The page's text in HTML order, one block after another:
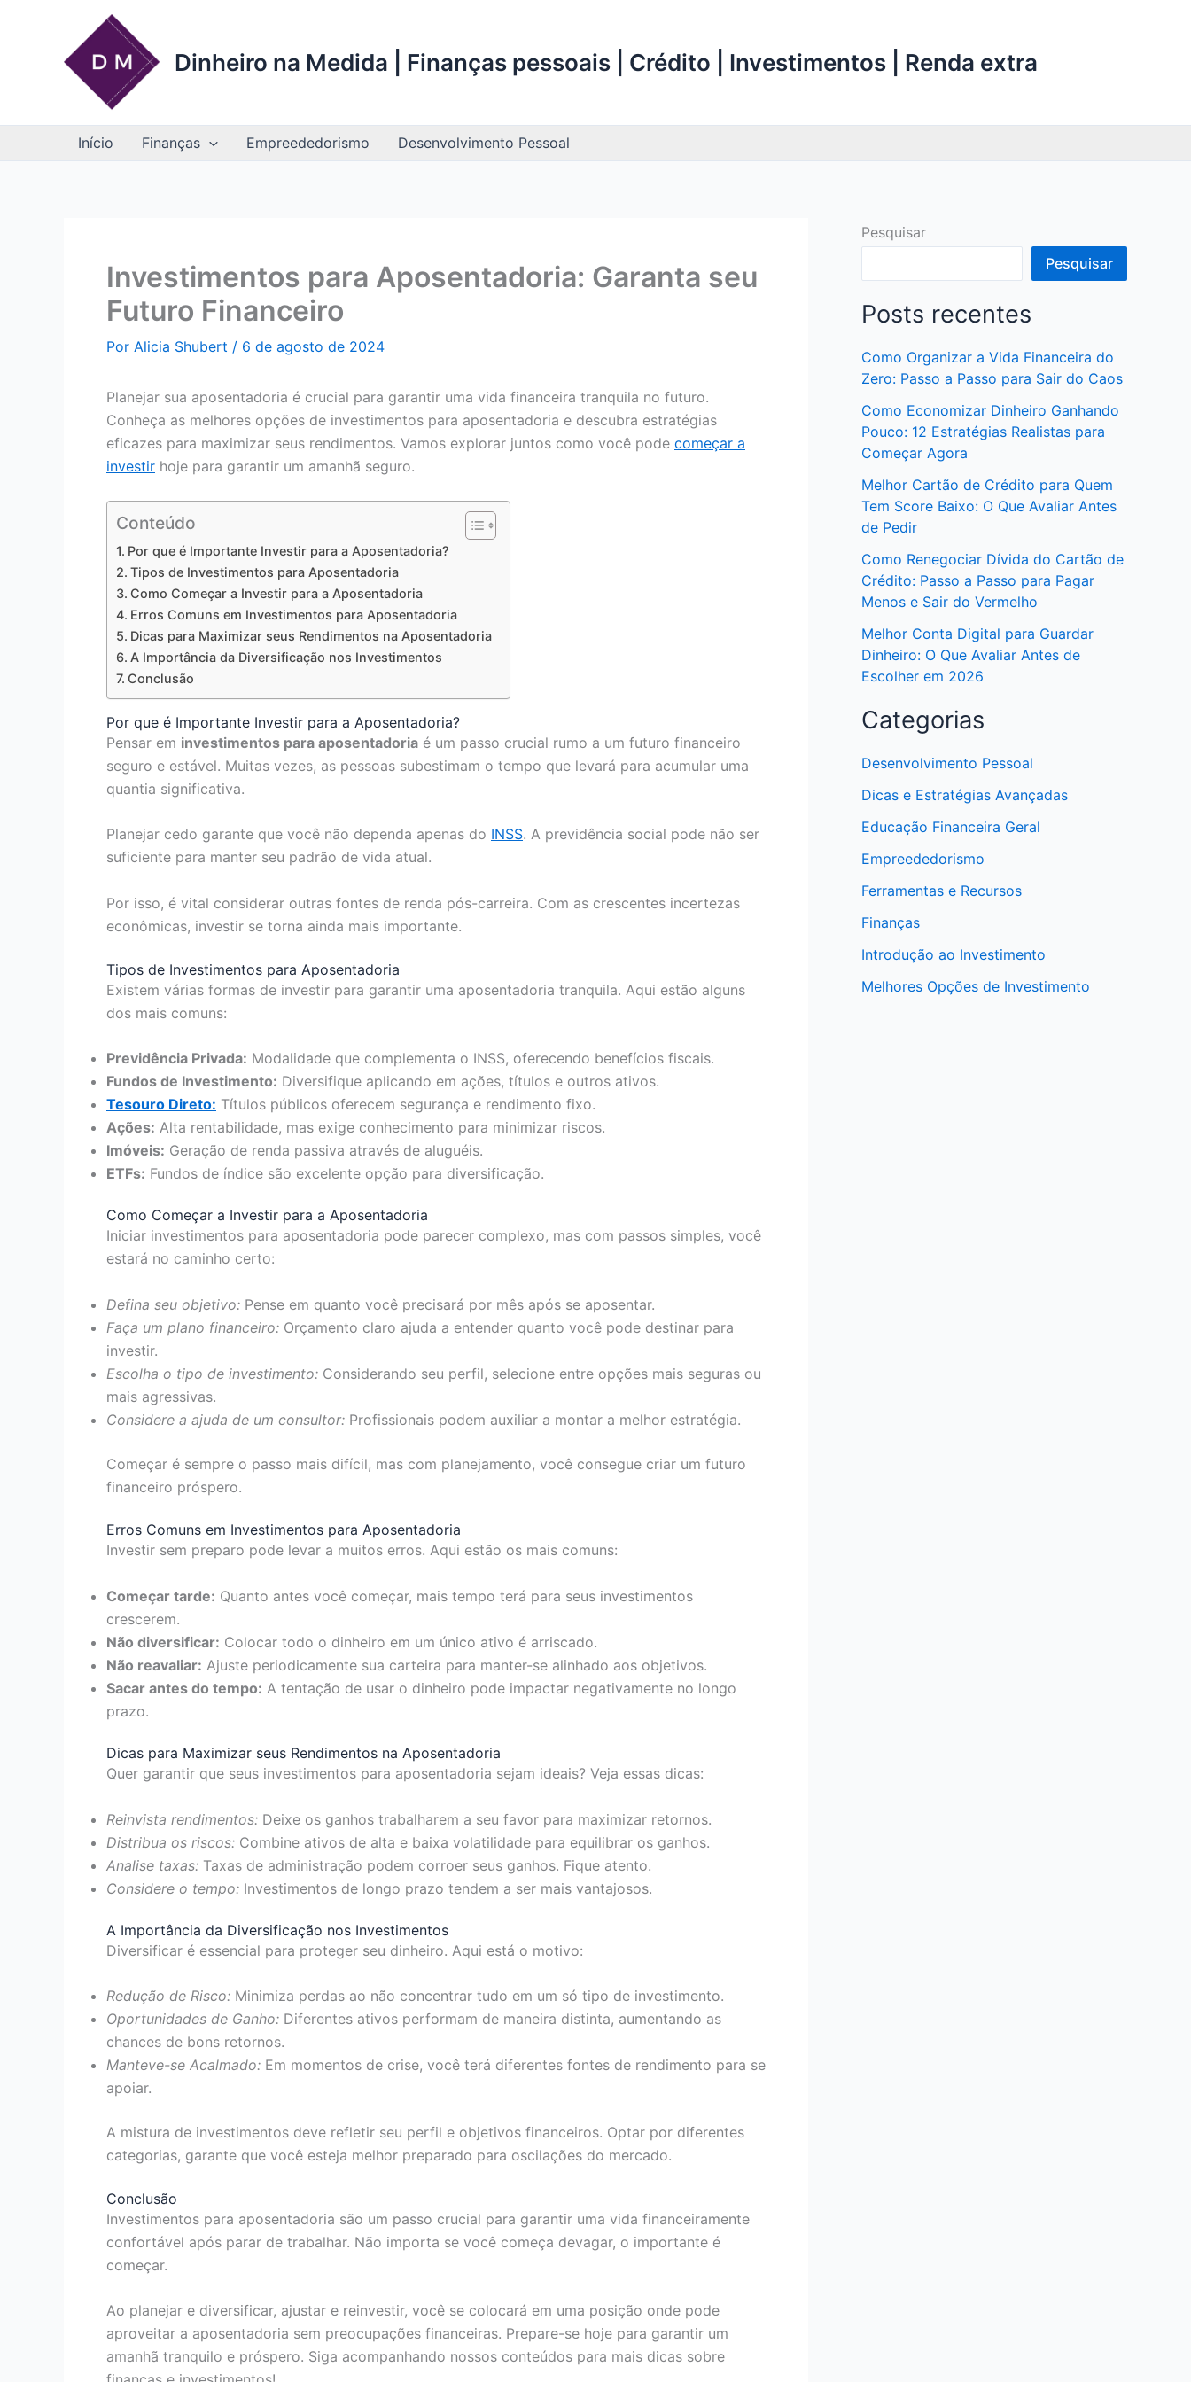
Dinheiro na Medida | Finanças pessoais | Crédito | Investimentos | Renda extra
Início Finanças Empreededorismo Desenvolvimento Pessoal
Investimentos para Aposentadoria: Garanta seu
Futuro Financeiro
Por Alicia Shubert / 6 de agosto de 2024
Planejar sua aposentadoria é crucial para garantir uma vida financeira tranquila no futuro.
Conheça as melhores opções de investimentos para aposentadoria e descubra estratégias
eficazes para maximizar seus rendimentos. Vamos explorar juntos como você pode começar a
investir hoje para garantir um amanhã seguro.
Conteúdo
Por que é Importante Investir para a Aposentadoria?
Tipos de Investimentos para Aposentadoria
Como Começar a Investir para a Aposentadoria
Erros Comuns em Investimentos para Aposentadoria
Dicas para Maximizar seus Rendimentos na Aposentadoria
A Importância da Diversificação nos Investimentos
Conclusão
Por que é Importante Investir para a Aposentadoria?
Pensar em investimentos para aposentadoria é um passo crucial rumo a um futuro financeiro
seguro e estável. Muitas vezes, as pessoas subestimam o tempo que levará para acumular uma
quantia significativa.
Planejar cedo garante que você não dependa apenas do INSS. A previdência social pode não ser
suficiente para manter seu padrão de vida atual.
Por isso, é vital considerar outras fontes de renda pós-carreira. Com as crescentes incertezas
econômicas, investir se torna ainda mais importante.
Tipos de Investimentos para Aposentadoria
Existem várias formas de investir para garantir uma aposentadoria tranquila. Aqui estão alguns
dos mais comuns:
Previdência Privada: Modalidade que complementa o INSS, oferecendo benefícios fiscais.
Fundos de Investimento: Diversifique aplicando em ações, títulos e outros ativos.
Tesouro Direto: Títulos públicos oferecem segurança e rendimento fixo.
Ações: Alta rentabilidade, mas exige conhecimento para minimizar riscos.
Imóveis: Geração de renda passiva através de aluguéis.
ETFs: Fundos de índice são excelente opção para diversificação.
Como Começar a Investir para a Aposentadoria
Iniciar investimentos para aposentadoria pode parecer complexo, mas com passos simples, você
estará no caminho certo:
Defina seu objetivo: Pense em quanto você precisará por mês após se aposentar.
Faça um plano financeiro: Orçamento claro ajuda a entender quanto você pode destinar para
investir.
Escolha o tipo de investimento: Considerando seu perfil, selecione entre opções mais seguras ou
mais agressivas.
Considere a ajuda de um consultor: Profissionais podem auxiliar a montar a melhor estratégia.
Começar é sempre o passo mais difícil, mas com planejamento, você consegue criar um futuro
financeiro próspero.
Erros Comuns em Investimentos para Aposentadoria
Investir sem preparo pode levar a muitos erros. Aqui estão os mais comuns:
Começar tarde: Quanto antes você começar, mais tempo terá para seus investimentos
crescerem.
Não diversificar: Colocar todo o dinheiro em um único ativo é arriscado.
Não reavaliar: Ajuste periodicamente sua carteira para manter-se alinhado aos objetivos.
Sacar antes do tempo: A tentação de usar o dinheiro pode impactar negativamente no longo
prazo.
Dicas para Maximizar seus Rendimentos na Aposentadoria
Quer garantir que seus investimentos para aposentadoria sejam ideais? Veja essas dicas:
Reinvista rendimentos: Deixe os ganhos trabalharem a seu favor para maximizar retornos.
Distribua os riscos: Combine ativos de alta e baixa volatilidade para equilibrar os ganhos.
Analise taxas: Taxas de administração podem corroer seus ganhos. Fique atento.
Considere o tempo: Investimentos de longo prazo tendem a ser mais vantajosos.
A Importância da Diversificação nos Investimentos
Diversificar é essencial para proteger seu dinheiro. Aqui está o motivo:
Redução de Risco: Minimiza perdas ao não concentrar tudo em um só tipo de investimento.
Oportunidades de Ganho: Diferentes ativos performam de maneira distinta, aumentando as
chances de bons retornos.
Manteve-se Acalmado: Em momentos de crise, você terá diferentes fontes de rendimento para se
apoiar.
A mistura de investimentos deve refletir seu perfil e objetivos financeiros. Optar por diferentes
categorias, garante que você esteja melhor preparado para oscilações do mercado.
Conclusão
Investimentos para aposentadoria são um passo crucial para garantir uma vida financeiramente
confortável após parar de trabalhar. Não importa se você começa devagar, o importante é
começar.
Ao planejar e diversificar, ajustar e reinvestir, você se colocará em uma posição onde pode
aproveitar a aposentadoria sem preocupações financeiras. Prepare-se hoje para garantir um
amanhã tranquilo e próspero. Siga acompanhando nossos conteúdos para mais dicas sobre
Pesquisar
Pesquisar
Posts recentes
Como Organizar a Vida Financeira do
Zero: Passo a Passo para Sair do Caos
Como Economizar Dinheiro Ganhando
Pouco: 12 Estratégias Realistas para
Começar Agora
Melhor Cartão de Crédito para Quem
Tem Score Baixo: O Que Avaliar Antes
de Pedir
Como Renegociar Dívida do Cartão de
Crédito: Passo a Passo para Pagar
Menos e Sair do Vermelho
Melhor Conta Digital para Guardar
Dinheiro: O Que Avaliar Antes de
Escolher em 2026
Categorias
Desenvolvimento Pessoal
Dicas e Estratégias Avançadas
Educação Financeira Geral
Empreededorismo
Ferramentas e Recursos
Finanças
Introdução ao Investimento
Melhores Opções de Investimento